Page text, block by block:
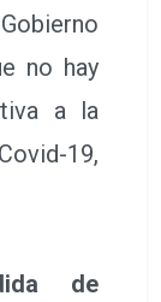
no hay
a la
19,
de